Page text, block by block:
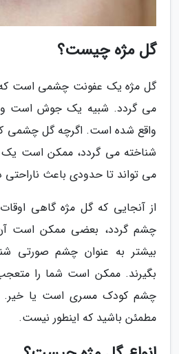
گل مژه چیست؟
گل مژه یک عفونت چشمی است که
می گردد. شبیه یک جوش است و
شناخته می گردد، ممکن است یک
می تواند تا حدودی باعث ناراحتی
از آنجایی که گل مژه گاهی
چشم گردد، بعضی ممکن است آن
بیشتر به عنوان چشم صورتی
بگیرند. ممکن است شما را
چشم کودک مسری است یا خیر.
مطمئن باشید که اینطور نیست.